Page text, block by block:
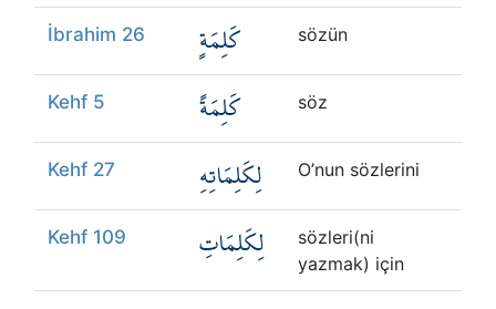
İbrahim 26 كَلِمَةٍ sözün
Kehf 5 كَلِمَةً söz
Kehf 27 لِكَلِمَاتِهِ O’nun sözlerini
Kehf 109 لِكَلِمَاتِ
sözleri(ni
yazmak) için